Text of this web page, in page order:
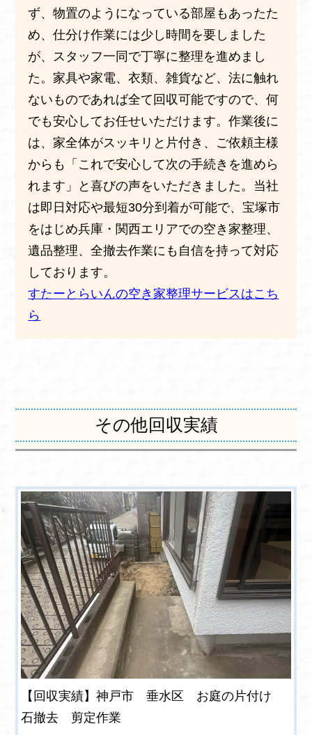
ず、物置のようになっている部屋もあったた
め、仕分け作業には少し時間を要しました
が、スタッフ一同で丁寧に整理を進めまし
た。家具や家電、衣類、雑貨など、法に触れ
ないものであれば全て回収可能ですので、何
でも安心してお任せいただけます。作業後に
は、家全体がスッキリと片付き、ご依頼主様
からも「これで安心して次の手続きを進めら
れます」と喜びの声をいただきました。当社
は即日対応や最短30分到着が可能で、宝塚市
をはじめ兵庫・関西エリアでの空き家整理、
遺品整理、全撤去作業にも自信を持って対応
しております。
すたーとらいんの空き家整理サービスはこち
ら
その他回収実績
【回収実績】神戸市 垂水区 お庭の片付け
石撤去 剪定作業